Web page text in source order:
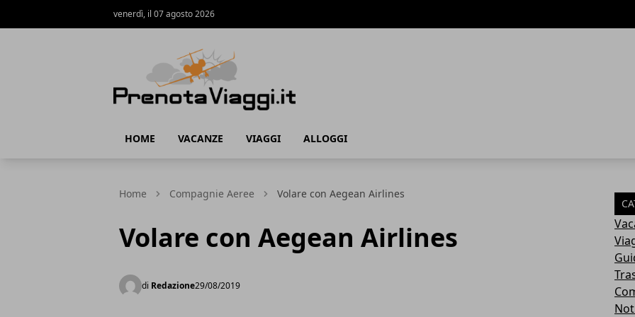
venerdì, il 07 agosto 2026
HOME VACANZE VIAGGI ALLOGGI
Home Compagnie Aeree Volare con Aegean Airlines
Volare con Aegean Airlines
di Redazione29/08/2019